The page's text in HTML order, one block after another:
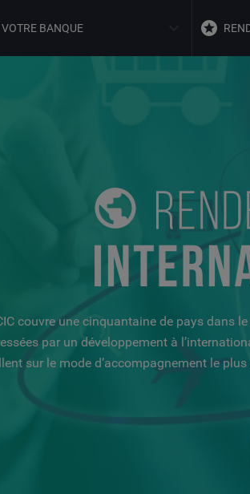
BANQUE
couvre une cinquantaine de pays dans
par un développement à
sur le mode d’accompagnement le